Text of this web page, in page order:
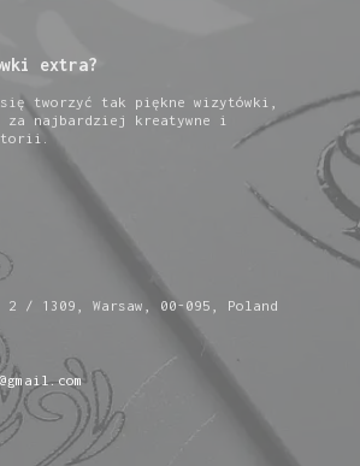
extra?
się tworzyć tak piękne wizytówki,
za najbardziej kreatywne i
/ 1309, Warsaw, 00-095, Poland